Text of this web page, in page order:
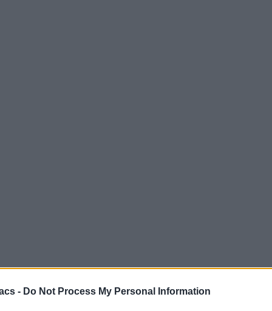
- Do Not Process My Personal Information